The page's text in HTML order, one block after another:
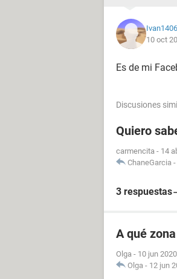
Ivan1406
10 oct
Es de mi
Discusiones
Quiero
carmencita - 14
ChaneGarcia -
3 respuestas
A qué
Olga - 10 jun
Olga - 12 jun